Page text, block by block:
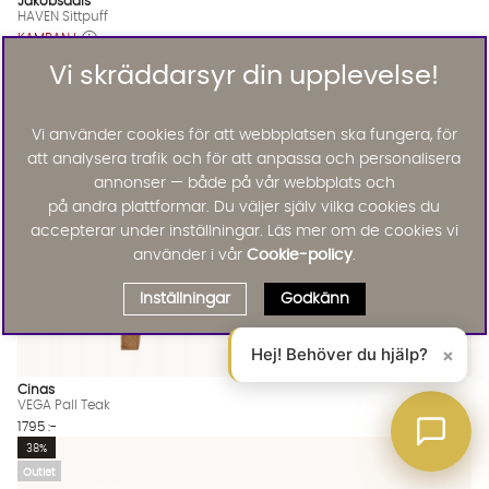
HAVEN Sittpuff
KAMPANJ
Cinas
VEGA Pall Teak
1795 :-
Outlet
Lägg
38%
Vi skräddarsyr din upplevelse!
Vi använder cookies för att webbplatsen ska fungera, för
att analysera trafik och för att anpassa och personalisera
annonser — både på vår webbplats och
på andra plattformar. Du väljer själv vilka cookies du
accepterar under inställningar. Läs mer om de cookies vi
använder i vår Cookie-policy.
Inställningar Godkänn
Hej! Behöver du hjälp? ×